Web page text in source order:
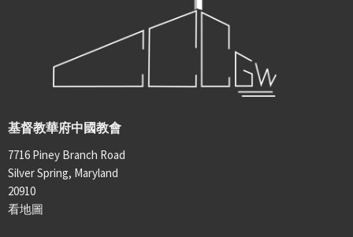
基督教華府中國教會
7716 Piney Branch Road
Silver Spring, Maryland
20910
看地圖